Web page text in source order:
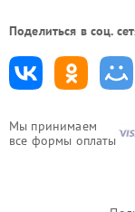
Мы принимаем
все формы оплаты
Поделиться в соц.